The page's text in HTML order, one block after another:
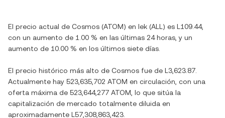
El precio actual de Cosmos (ATOM) en lek (ALL ) es L109.44,
con un aumento de 1.00 % en las últimas 24 horas, y un
aumento de 10.00 % en los últimos siete días.
El precio histórico más alto de Cosmos fue de L3,623.87
Actualmente hay 523,635,702 ATOM en circulación, con una
oferta máxima de 523,644,277 ATOM , lo que sitúa la
capitalización de mercado totalmente diluida en
aproximadamente L57,308,863,423